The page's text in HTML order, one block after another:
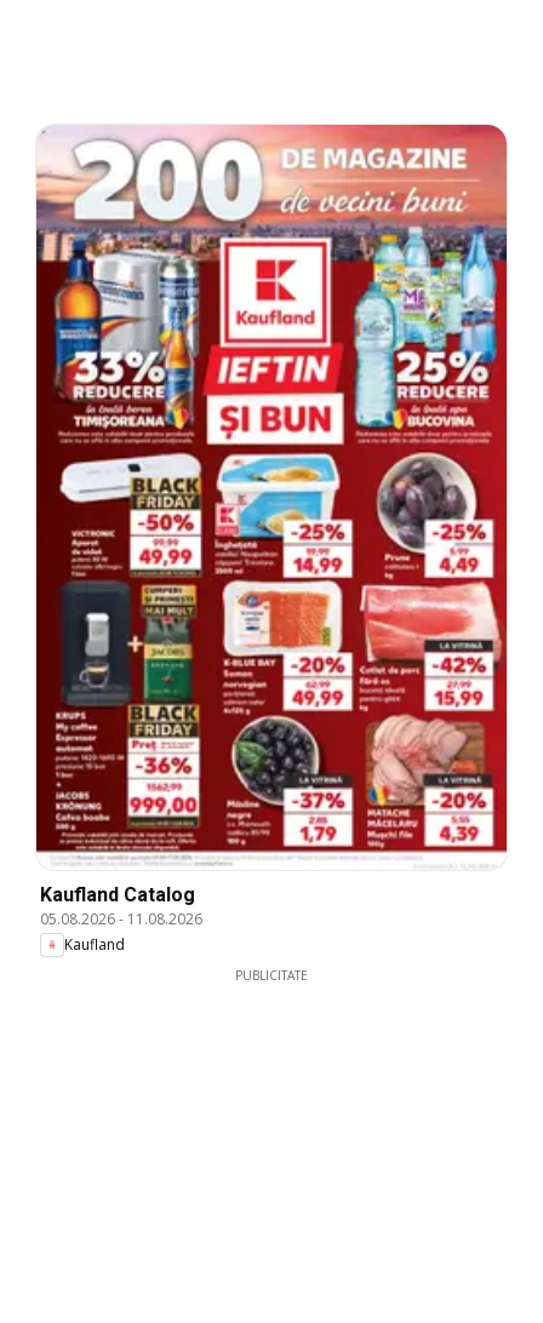
Kaufland Catalog
05.08.2026- 11.08.2026
Kaufland
PUBLICITATE